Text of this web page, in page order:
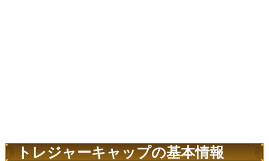
トレジャーキャップの基本情報